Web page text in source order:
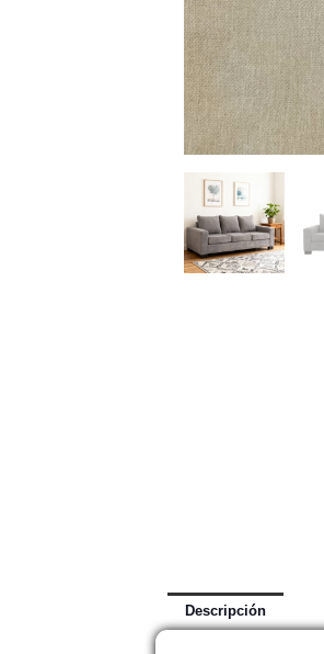
Descripción